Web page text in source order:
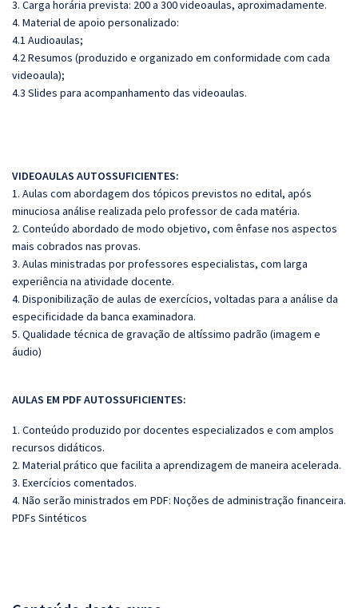
3. Carga horária prevista: 200 a 300 videoaulas, aproximadamente.
4. Material de apoio personalizado:
4.1 Audioaulas;
4.2 Resumos (produzido e organizado em conformidade com cada
videoaula);
4.3 Slides para acompanhamento das videoaulas.
VIDEOAULAS AUTOSSUFICIENTES:
1. Aulas com abordagem dos tópicos previstos no edital, após
minuciosa análise realizada pelo professor de cada matéria.
2. Conteúdo abordado de modo objetivo, com ênfase nos aspectos
mais cobrados nas provas.
3. Aulas ministradas por professores especialistas, com larga
experiência na atividade docente.
4. Disponibilização de aulas de exercícios, voltadas para a análise da
especificidade da banca examinadora.
5. Qualidade técnica de gravação de altíssimo padrão (imagem e
áudio)
AULAS EM PDF AUTOSSUFICIENTES:
1. Conteúdo produzido por docentes especializados e com amplos
recursos didáticos.
2. Material prático que facilita a aprendizagem de maneira acelerada.
3. Exercícios comentados.
4. Não serão ministrados em PDF: Noções de administração financeira.
PDFs Sintéticos